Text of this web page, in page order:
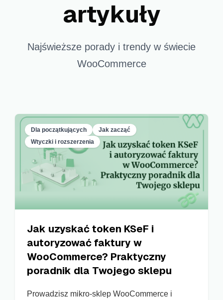
artykuły
Najświeższe porady i trendy w świecie
WooCommerce
Dla początkujących
Jak zacząć
Wtyczki i rozszerzenia
Jak uzyskać token KSeF i
autoryzować faktury w
WooCommerce? Praktyczny
poradnik dla Twojego sklepu
Prowadzisz mikro-sklep WooCommerce i